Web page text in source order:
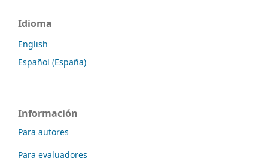
Idioma
English
Español (España)
Información
Para autores
Para evaluadores